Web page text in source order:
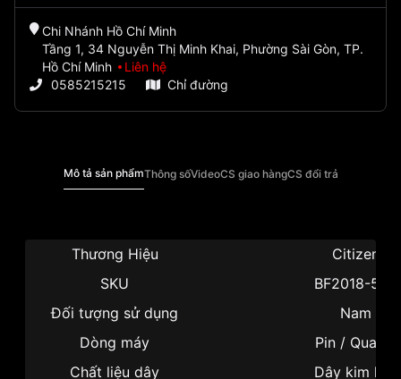
Chi Nhánh Hồ Chí Minh
Tầng 1, 34 Nguyễn Thị Minh Khai, Phường Sài Gòn, TP.
Hồ Chí Minh
Liên hệ
0585215215
Chỉ đường
Mô tả sản phẩmThông sốVideoCS giao hàngCS đổi trả
Thương Hiệu
Citizen
SKU
BF2018-52E
Đối tượng sử dụng
Nam
Dòng máy
Pin / Quartz
Chất liệu dây
Dây kim loại